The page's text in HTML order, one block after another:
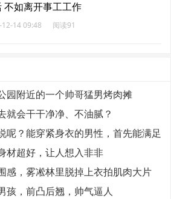
不如离开事工工作
14 09:48 阅读91
园附近的一个帅哥猛男烤肉摊
就会干干净净、不油腻？
呢？能穿紧身衣的男性，首先能满足
材超好，让人想入非非
感，雾凇林里脱掉上衣拍肌肉大片
孩，前凸后翘，帅气逼人